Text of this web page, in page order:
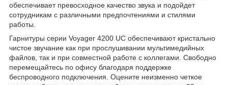
обеспечивает превосходное качество звука и подойдет
сотрудникам с различными предпочтениями и стилями
работы.
Гарнитуры серии Voyager 4200 UC обеспечивают кристально
чистое звучание как при прослушивании мультимедийных
файлов, так и при совместной работе с коллегами. Свободно
перемещайтесь по офису благодаря поддержке
беспроводного подключения. Оцените неизменно четкое